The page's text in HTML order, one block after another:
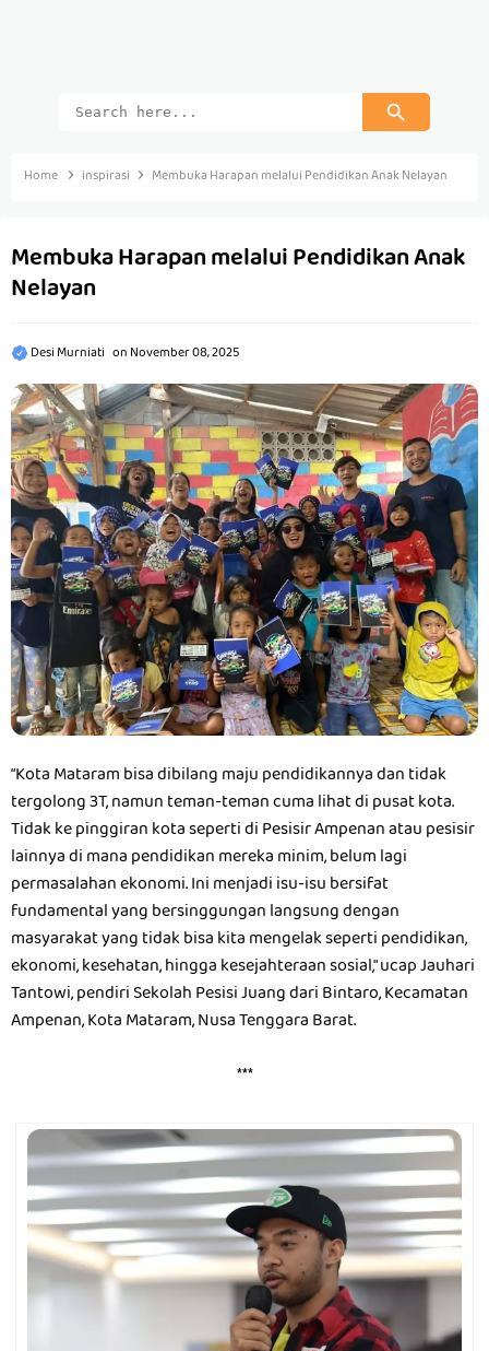
Home inspirasi Membuka Harapan melalui Pendidikan Anak Nelayan
Membuka Harapan melalui Pendidikan Anak
Nelayan
Desi Murniati onNovember 08, 2025
“Kota Mataram bisa dibilang maju pendidikannya dan tidak
tergolong 3T, namun teman-teman cuma lihat di pusat kota.
Tidak ke pinggiran kota seperti di Pesisir Ampenan atau pesisir
lainnya di mana pendidikan mereka minim, belum lagi
permasalahan ekonomi. Ini menjadi isu-isu bersifat
fundamental yang bersinggungan langsung dengan
masyarakat yang tidak bisa kita mengelak seperti pendidikan,
ekonomi, kesehatan, hingga kesejahteraan sosial," ucap Jauhari
Tantowi, pendiri Sekolah Pesisi Juang dari Bintaro, Kecamatan
Ampenan, Kota Mataram, Nusa Tenggara Barat.
***